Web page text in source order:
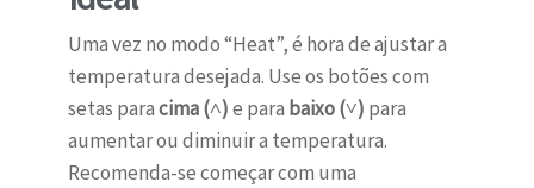
Uma vez no modo “Heat”, é hora de ajustar a
temperatura desejada. Use os botões com
setas paracima (˄)e para baixo (˅) para
aumentar ou diminuir a temperatura.
Recomenda-se começar com uma